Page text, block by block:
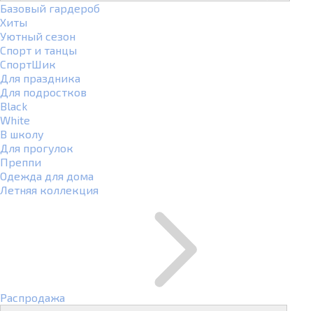
Базовый гардероб
Хиты
Уютный сезон
Спорт и танцы
СпортШик
Для праздника
Для подростков
Black
White
В школу
Для прогулок
Преппи
Одежда для дома
Летняя коллекция
Распродажа